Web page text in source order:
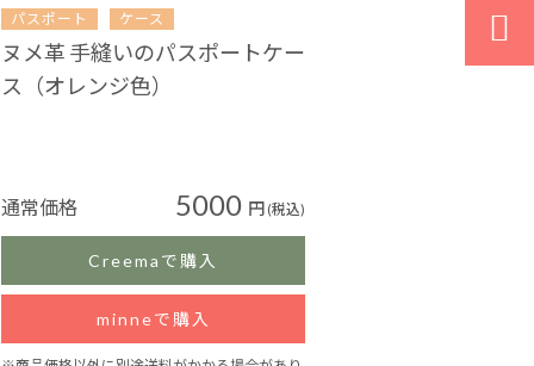
パスポート ケース
ヌメ革 手縫いのパスポートケー
ス（オレンジ色）
通常価格 5000 円 (税込)
Creemaで購入
minneで購入
